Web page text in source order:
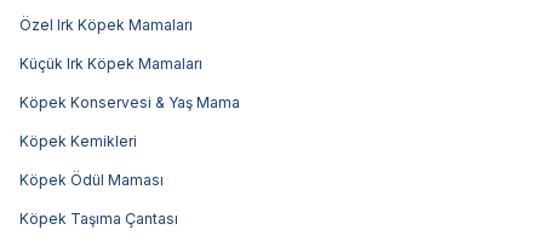
Özel Irk Köpek Mamaları
Küçük Irk Köpek Mamaları
Köpek Konservesi & Yaş Mama
Köpek Kemikleri
Köpek Ödül Maması
Köpek Taşıma Çantası